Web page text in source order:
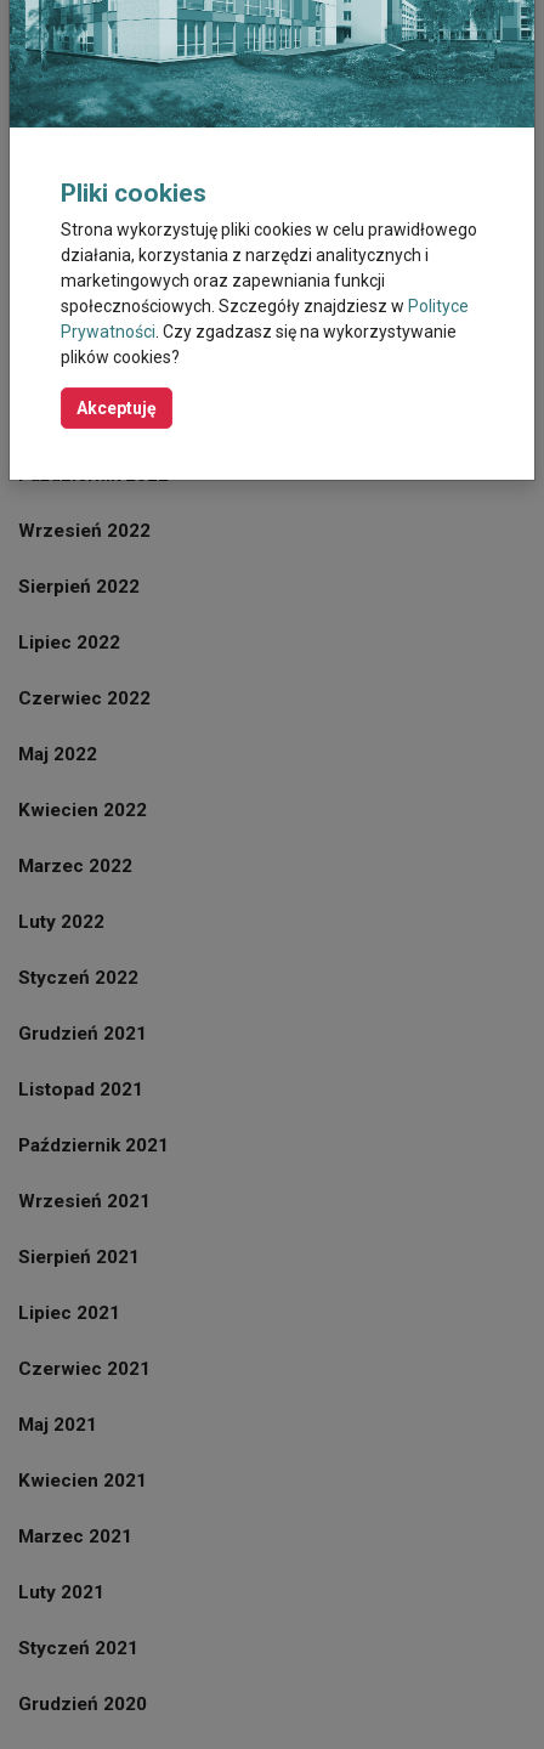
Czerwiec 2023
Maj 2023
Marzec 2023
Luty 2023
Styczeń 2023
Grudzień 2022
Listopad 2022
Październik 2022
Wrzesień 2022
Sierpień 2022
Lipiec 2022
Czerwiec 2022
Maj 2022
Kwiecien 2022
Marzec 2022
Luty 2022
Styczeń 2022
Grudzień 2021
Listopad 2021
Październik 2021
Wrzesień 2021
Sierpień 2021
Lipiec 2021
Czerwiec 2021
Maj 2021
Kwiecien 2021
Marzec 2021
Luty 2021
Styczeń 2021
Grudzień 2020
Pliki cookies
Strona wykorzystuję pliki cookies w celu prawidłowego
działania, korzystania z narzędzi analitycznych i
marketingowych oraz zapewniania funkcji
społecznościowych. Szczegóły znajdziesz w Polityce
Prywatności. Czy zgadzasz się na wykorzystywanie
plików cookies?
Akceptuję